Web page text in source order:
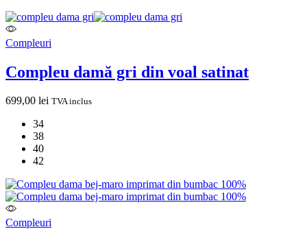
Compleuri
Compleu damă gri din voal satinat
699,00 lei TVA inclus
34
38
40
42
Compleuri